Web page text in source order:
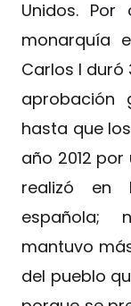
Unidos.
monarquía
Carlos I
aprobación
hasta que
año 2012
realizó en
española;
mantuvo
del pueblo